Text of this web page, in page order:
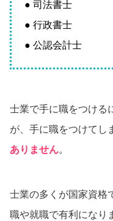
● 司法書士
● 行政書士
● 公認会計士
士業で手に職をつける
が、手に職をつけてし
ありません。
士業の多くが国家資格
職や就職で有利になり